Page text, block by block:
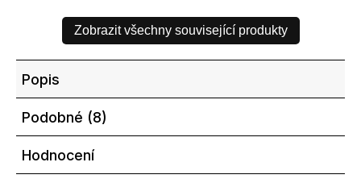
Zobrazit všechny související produkty
Popis
Podobné (8)
Hodnocení